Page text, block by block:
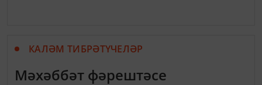
КАЛӘМ ТИБРӘТҮЧЕЛӘР
Мәхәббәт фәрештәсе